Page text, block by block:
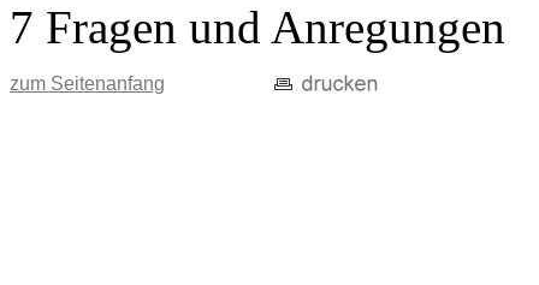
7 Fragen und Anregungen
zum Seitenanfang